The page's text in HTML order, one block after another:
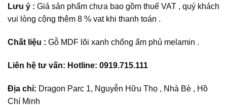
Lưu ý : Giá sản phẩm chưa bao gồm thuế VAT , quý khách
vui lòng cộng thêm 8 % vat khi thanh toán .
Chất liệu : Gỗ MDF lõi xanh chống ẩm phủ melamin .
Liên hệ tư vấn: Hotline: 0919.715.111
Địa chỉ: Dragon Parc 1, Nguyễn Hữu Thọ , Nhà Bè , Hồ
Chí Minh